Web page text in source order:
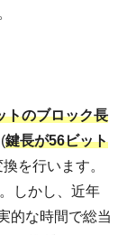
トのブロック長
鍵長が56ビット
を行います。
しかし、近年
的な時間で総当